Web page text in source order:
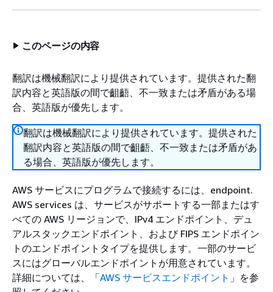
このページの内容
翻訳は機械翻訳により提供されています。提供された翻
訳内容と英語版の間で齟齬、不一致または矛盾がある場
合、英語版が優先します。
翻訳は機械翻訳により提供されています。提供された
翻訳内容と英語版の間で齟齬、不一致または矛盾があ
る場合、英語版が優先します。
AWS サービスにプログラムで接続するには、endpoint.
AWS services は、サービスがサポートする一部またはす
べての AWS リージョンで、IPv4 エンドポイント、デュ
アルスタックエンドポイント、および FIPS エンドポイン
トのエンドポイントタイプを提供します。一部のサービ
スにはグローバルエンドポイントが用意されています。
詳細については、「AWS サービスエンドポイント 」を参